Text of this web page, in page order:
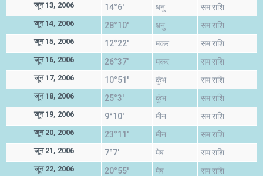
जून 13, 2006 14°6' धनु सम राशि
जून 14, 2006 28°10' धनु सम राशि
जून 15, 2006 12°22' मकर सम राशि
जून 16, 2006 26°37' मकर सम राशि
जून 17, 2006 10°51' कुंभ सम राशि
जून 18, 2006 25°3' कुंभ सम राशि
जून 19, 2006 9°10' मीन सम राशि
जून 20, 2006 23°11' मीन सम राशि
जून 21, 2006 7°7' मेष सम राशि
जून 22, 2006 20°55' मेष सम राशि